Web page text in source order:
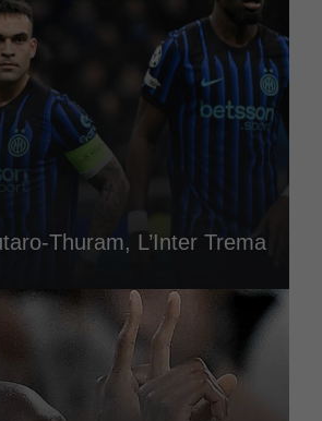
Thuram, L’Inter Trema